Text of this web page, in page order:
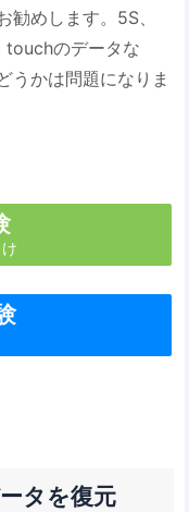
勧めします。5S、
のデータな
うかは問題になりま
タを復元